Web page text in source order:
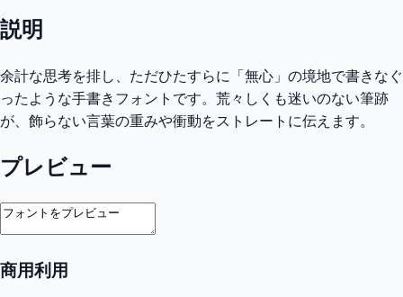
説明
余計な思考を排し、ただひたすらに「無心」の境地で書きなぐ
ったような手書きフォントです。荒々しくも迷いのない筆跡
が、飾らない言葉の重みや衝動をストレートに伝えます。
プレビュー
商用利用